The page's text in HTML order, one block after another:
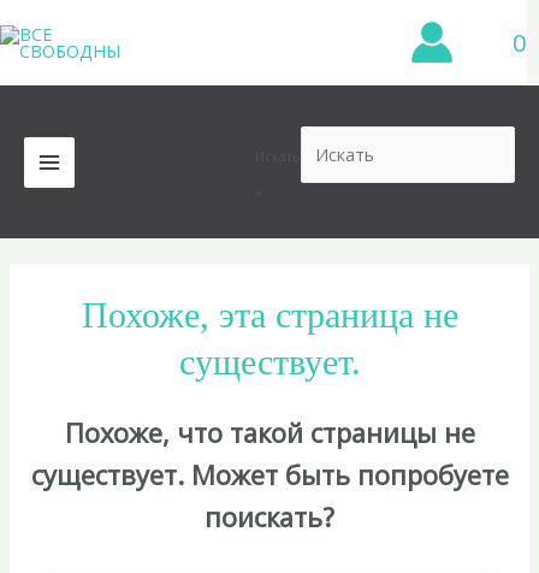
к
содержимому
0
MAIN
MENU
Похоже, эта страница не
существует.
Похоже, что такой страницы не
существует. Может быть попробуете
поискать?